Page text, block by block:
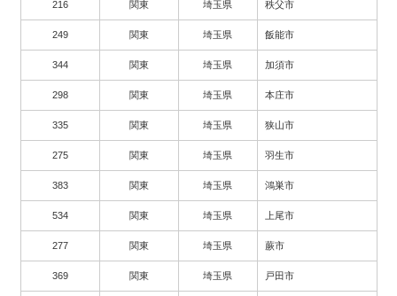
216 関東 埼玉県 秩父市
249 関東 埼玉県 飯能市
344 関東 埼玉県 加須市
298 関東 埼玉県 本庄市
335 関東 埼玉県 狭山市
275 関東 埼玉県 羽生市
383 関東 埼玉県 鴻巣市
534 関東 埼玉県 上尾市
277 関東 埼玉県 蕨市
369 関東 埼玉県 戸田市